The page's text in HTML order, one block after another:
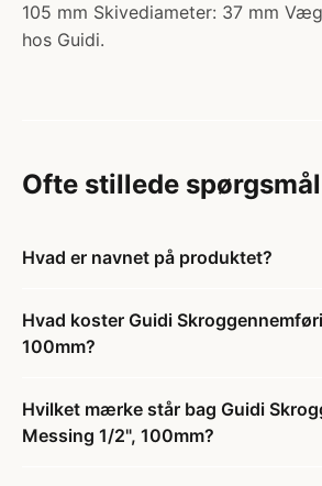
105 mm Skivediameter: 37 mm
hos Guidi.
Ofte stillede spørgsmål
Hvad er navnet på produktet?
Hvad koster Guidi
100mm?
Hvilket mærke står bag Guidi
Messing 1/2", 100mm?